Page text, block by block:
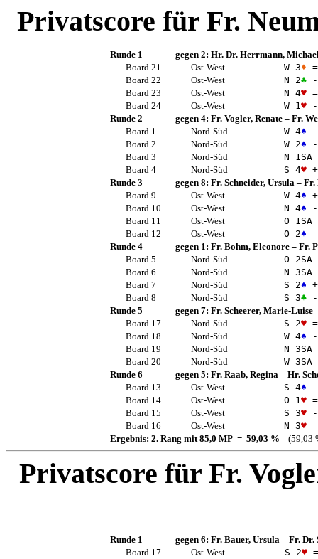
Privatscore für Fr.
Runde 1 gegen 2: Hr. Dr. Herrmann,
Board 21
Ost-West W 3♦ =
Board 22
Ost-West N 2♣-
Board 23
Ost-West N 4♥=
Board 24
Ost-West W 1 ♥-
Runde 2
gegen 4: Fr. Vogler, Renate– Fr.
Board 1
Nord-Süd W 4♠ -
Board 2
Nord-Süd W 2♠ -
Board 3
Nord-Süd N 1 SA
Board 4
Nord-Süd S 4♥
Runde 3
gegen 8: Fr. Schneider, Ursula – Fr.
Board 9
Ost-West W 4♠
Board 10
Ost-West N 4♠ -
Board 11
Ost-West O 1 SA
Board 12
Ost-West O 2♠ =
Runde 4
gegen 1: Fr. Bohm, Eleonore– Fr.
Board 5
Nord-Süd O 2SA
Board 6
Nord-Süd N 3SA
Board 7
Nord-Süd S 2♠
Board 8
Nord-Süd S 3♣-
Runde 5
gegen 7: Fr. Scheerer, Marie-Luise
Board 17
Nord-Süd S 2♥=
Board 18
Nord-Süd W 4♠ -
Board 19
Nord-Süd N 3SA
Board 20
Nord-Süd W 3SA
Runde 6
gegen 5: Fr. Raab, Regina – Hr.
Board 13
Ost-West S 4♠ -
Board 14
Ost-West O 1 ♥=
Board 15
Ost-West S 3♥-
Board 16
Ost-West N 3♥=
Ergebnis: 2. Rang mit 85,0 MP = 59,03 % (59,03
Privatscore für Fr.
Runde 1 gegen 6: Fr. Bauer, Ursula– Fr. Dr.
Board 17
Ost-West S 2♥=